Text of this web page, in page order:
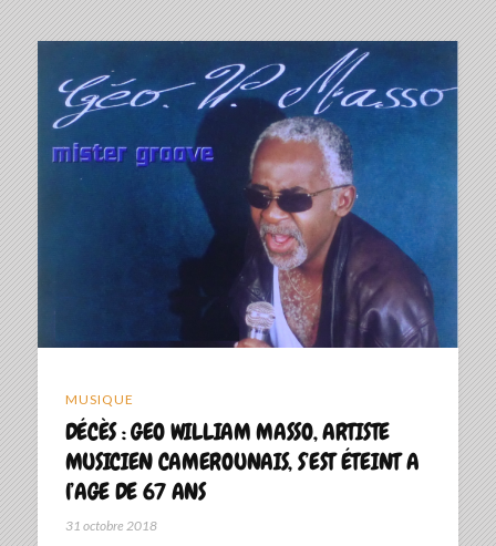
MUSIQUE
DÉCÈS : GEO WILLIAM MASSO, ARTISTE
MUSICIEN CAMEROUNAIS, S’EST ÉTEINT A
l’AGE DE 67 ANS
31 octobre 2018